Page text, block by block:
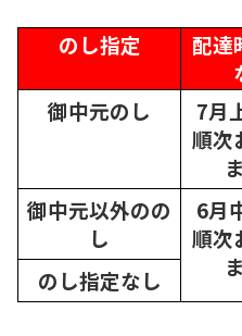
のし指定
配達
御中元のし
7月
順次
御中元以外のの
し
6月
順次
のし指定なし